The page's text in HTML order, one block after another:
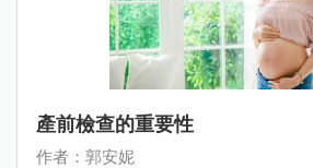
產前檢查的重要性
作者：郭安妮